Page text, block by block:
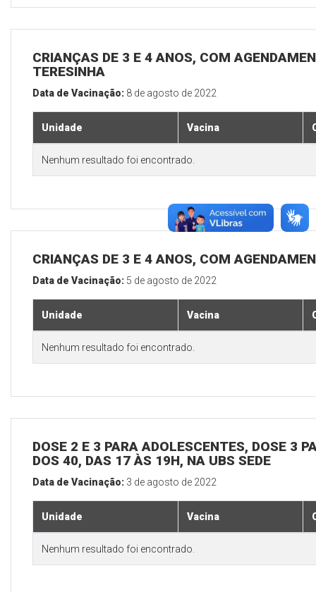
CRIANÇAS DE 3 E 4 ANOS, COM
TERESINHA
Data de Vacinação: 8 de agosto de 2022
Unidade Vacina
Nenhum resultado foi encontrado.
CRIANÇAS DE 3 E 4 ANOS, COM
Data de Vacinação: 5 de agosto de 2022
Unidade Vacina
Nenhum resultado foi encontrado.
DOSE 2 E 3 PARA ADOLESCENTES, DOSE 3
DOS 40, DAS 17 ÀS 19H, NA UBS SEDE
Data de Vacinação: 3 de agosto de 2022
Unidade Vacina
Nenhum resultado foi encontrado.